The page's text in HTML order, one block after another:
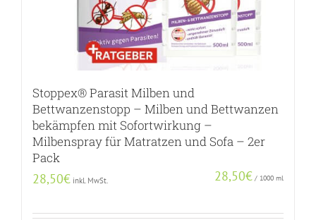
Stoppex® Parasit Milben und
Bettwanzenstopp – Milben und Bettwanzen
bekämpfen mit Sofortwirkung –
Milbenspray für Matratzen und Sofa – 2er
Pack
28,50€ inkl. MwSt. 28,50€ / 1000 ml